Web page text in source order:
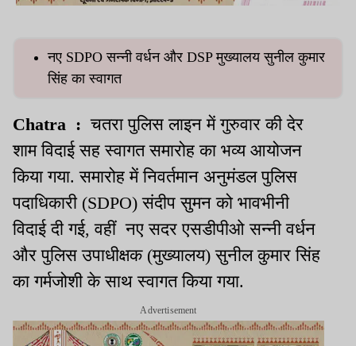
नए SDPO सन्नी वर्धन और DSP मुख्यालय सुनील कुमार
सिंह का स्वागत
Chatra : चतरा पुलिस लाइन में गुरुवार की देर
शाम विदाई सह स्वागत समारोह का भव्य आयोजन
किया गया. समारोह में निवर्तमान अनुमंडल पुलिस
पदाधिकारी (SDPO) संदीप सुमन को भावभीनी
विदाई दी गई, वहीं नए सदर एसडीपीओ सन्नी वर्धन
और पुलिस उपाधीक्षक (मुख्यालय) सुनील कुमार सिंह
का गर्मजोशी के साथ स्वागत किया गया.
Advertisement